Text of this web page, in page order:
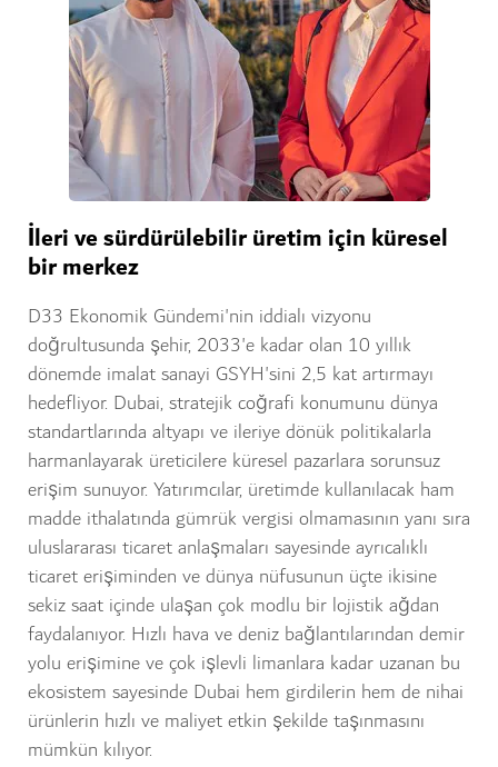
İleri ve sürdürülebilir üretim için küresel
bir merkez
D33 Ekonomik Gündemi'nin iddialı vizyonu
doğrultusunda şehir, 2033'e kadar olan 10 yıllık
dönemde imalat sanayi GSYH'sini 2,5 kat artırmayı
hedefliyor. Dubai, stratejik coğrafi konumunu dünya
standartlarında altyapı ve ileriye dönük politikalarla
harmanlayarak üreticilere küresel pazarlara sorunsuz
erişim sunuyor. Yatırımcılar, üretimde kullanılacak ham
madde ithalatında gümrük vergisi olmamasının yanı sıra
uluslararası ticaret anlaşmaları sayesinde ayrıcalıklı
ticaret erişiminden ve dünya nüfusunun üçte ikisine
sekiz saat içinde ulaşan çok modlu bir lojistik ağdan
faydalanıyor. Hızlı hava ve deniz bağlantılarından demir
yolu erişimine ve çok işlevli limanlara kadar uzanan bu
ekosistem sayesinde Dubai hem girdilerin hem de nihai
ürünlerin hızlı ve maliyet etkin şekilde taşınmasını
mümkün kılıyor.